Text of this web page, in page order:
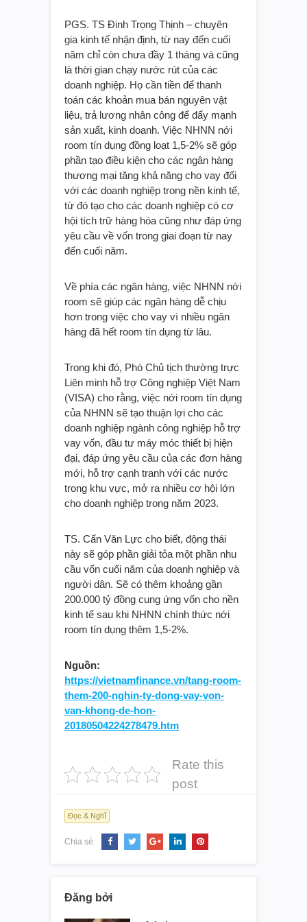
PGS. TS Đinh Trọng Thịnh – chuyên
gia kinh tế nhận định, từ nay đến cuối
năm chỉ còn chưa đầy 1 tháng và cũng
là thời gian chạy nước rút của các
doanh nghiệp. Họ cần tiền để thanh
toán các khoản mua bán nguyên vật
liệu, trả lương nhân công để đẩy mạnh
sản xuất, kinh doanh. Việc NHNN nới
room tín dụng đồng loạt 1,5-2% sẽ góp
phần tạo điều kiện cho các ngân hàng
thương mại tăng khả năng cho vay đối
với các doanh nghiệp trong nền kinh tế,
từ đó tạo cho các doanh nghiệp có cơ
hội tích trữ hàng hóa cũng như đáp ứng
yêu cầu về vốn trong giai đoạn từ nay
đến cuối năm.
Về phía các ngân hàng, việc NHNN nới
room sẽ giúp các ngân hàng dễ chịu
hơn trong việc cho vay vì nhiều ngân
hàng đã hết room tín dụng từ lâu.
Trong khi đó, Phó Chủ tịch thường trực
Liên minh hỗ trợ Công nghiệp Việt Nam
(VISA) cho rằng, việc nới room tín dụng
của NHNN sẽ tạo thuận lợi cho các
doanh nghiệp ngành công nghiệp hỗ trợ
vay vốn, đầu tư máy móc thiết bị hiện
đại, đáp ứng yêu cầu của các đơn hàng
mới, hỗ trợ cạnh tranh với các nước
trong khu vực, mở ra nhiều cơ hội lớn
cho doanh nghiệp trong năm 2023.
TS. Cấn Văn Lực cho biết, động thái
này sẽ góp phần giải tỏa một phần nhu
cầu vốn cuối năm của doanh nghiệp và
người dân. Sẽ có thêm khoảng gần
200.000 tỷ đồng cung ứng vốn cho nền
kinh tế sau khi NHNN chính thức nới
room tín dụng thêm 1,5-2%.
Nguồn:
https://vietnamfinance.vn/tang-room-
them-200-nghin-ty-dong-vay-von-
van-khong-de-hon-
20180504224278479.htm
Rate this
post
Đọc & Nghĩ
Chia sẻ:
Đăng bởi